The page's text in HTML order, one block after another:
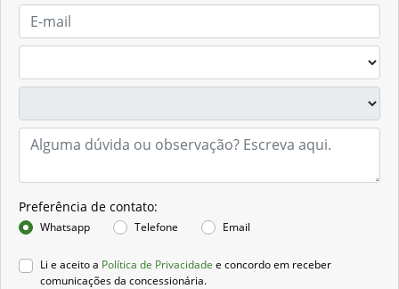
Preferência de contato:
Whatsapp Telefone Email
Li e aceito a Política de Privacidade e concordo em receber
comunicações da concessionária.